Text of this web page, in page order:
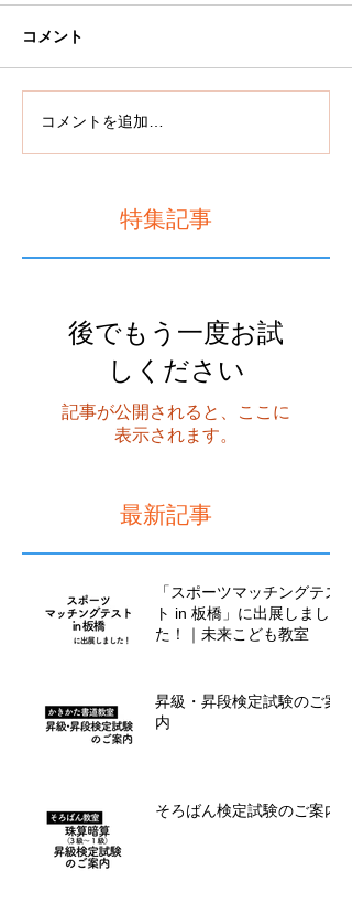
コメント
コメントを追加…
特集記事
後でもう一度お試
しください
記事が公開されると、ここに
表示されます。
最新記事
「スポーツマッチングテス
ト in 板橋」に出展しまし
た！｜未来こども教室
昇級・昇段検定試験のご案
内
そろばん検定試験のご案内